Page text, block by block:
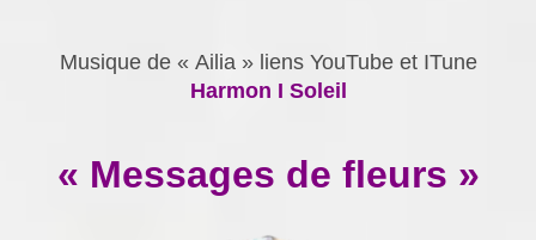
Musique de « Ailia » liens YouTube et ITune
Harmon I Soleil
« Messages de fleurs »